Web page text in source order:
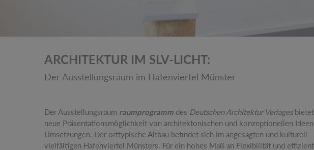
ARCHITEKTUR IM SLV-LICHT:
Der Ausstellungsraum im Hafenviertel Münster
Der Ausstellungsraum raumprogramm des Deutschen Architektur Verlages
neue Präsentationsmöglichkeit von architektonischen und konzeptionellen
Umsetzungen. Der orttypische Altbau befindet sich im angesagten und kulturell
vielfältigen Hafenviertel Münsters. Für ein hohes Maß an Flexibilität und